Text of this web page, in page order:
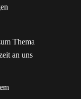
Thema
an uns